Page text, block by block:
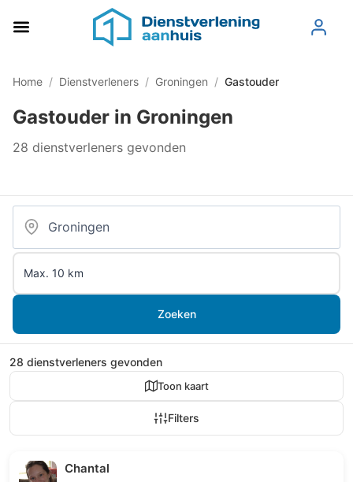
Home / Dienstverleners / Groningen / Gastouder
Gastouder in Groningen
28 dienstverleners gevonden
Zoeken
28 dienstverleners gevonden
Toon kaart
Filters
Chantal